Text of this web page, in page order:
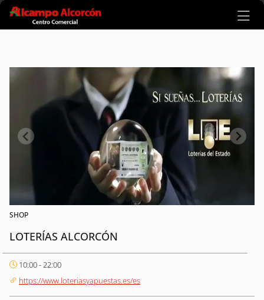
Ir al contenido principal
SHOP
LOTERÍAS ALCORCÓN
10:00 - 22:00
https://www.loteriasyapuestas.es/es